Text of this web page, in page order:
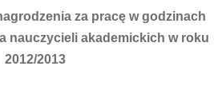
za pracę w godzinach
nauczycieli akademickich w roku
2012/2013